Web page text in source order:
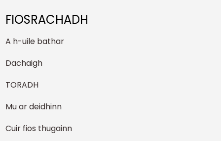
FIOSRACHADH
A h-uile bathar
Dachaigh
TORADH
Mu ar deidhinn
Cuir fios thugainn